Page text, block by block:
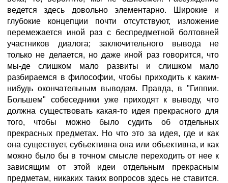
ведется здесь довольно элементарно. Широкие и
глубокие концепции почти отсутствуют, изложение
перемежается иной раз с беспредметной болтовней
участников диалога; заключительного вывода не
только не делается, но даже иной раз говорится, что
мы-де слишком мало развиты и слишком мало
разбираемся в философии, чтобы приходить к каким-
нибудь окончательным выводам. Правда, в "Гиппии.
Большем" собеседники уже приходят к выводу, что
должна существовать какая-то идея прекрасного для
того, чтобы можно было судить об отдельных
прекрасных предметах. Но что это за идея, где и как
она существует, субъективна она или объективна, и как
можно было бы в точном смысле переходить от нее к
зависящим от этой идеи отдельным прекрасным
предметам, никаких таких вопросов здесь не ставится.